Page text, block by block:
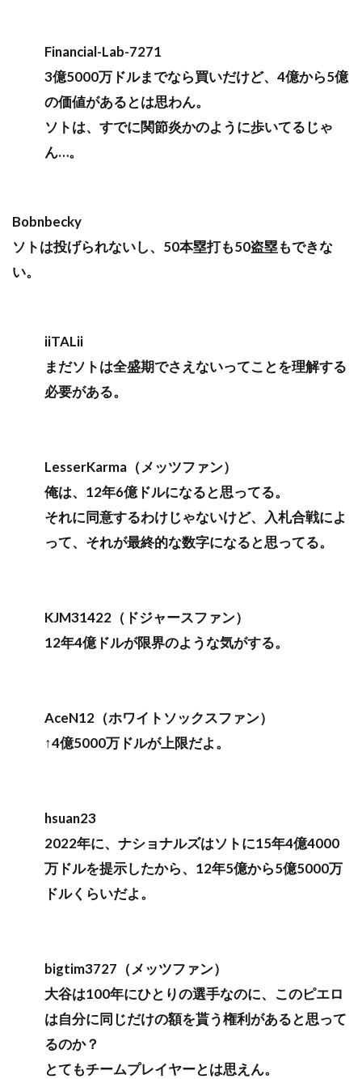
Financial-Lab-7271
3億5000万ドルまでなら買いだけど、4億から5億
の価値があるとは思わん。
ソトは、すでに関節炎かのように歩いてるじゃ
ん…。
Bobnbecky
ソトは投げられないし、50本塁打も50盗塁もできな
い。
iiTALii
まだソトは全盛期でさえないってことを理解する
必要がある。
LesserKarma（メッツファン）
俺は、12年6億ドルになると思ってる。
それに同意するわけじゃないけど、入札合戦によ
って、それが最終的な数字になると思ってる。
KJM31422（ドジャースファン）
12年4億ドルが限界のような気がする。
AceN12（ホワイトソックスファン）
↑4億5000万ドルが上限だよ。
hsuan23
2022年に、ナショナルズはソトに15年4億4000
万ドルを提示したから、12年5億から5億5000万
ドルくらいだよ。
bigtim3727（メッツファン）
大谷は100年にひとりの選手なのに、このピエロ
は自分に同じだけの額を貰う権利があると思って
るのか？
とてもチームプレイヤーとは思えん。